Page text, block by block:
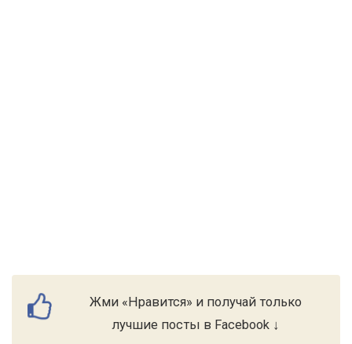
Жми «Нравится» и получай только
лучшие посты в Facebook ↓